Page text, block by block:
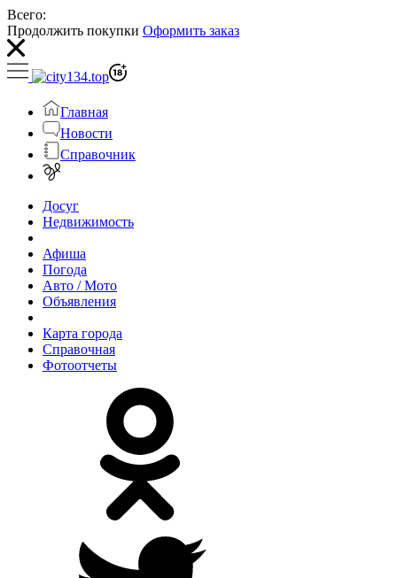
Всего:
Продолжить покупки Оформить заказ
Главная
Новости
Справочник
Досуг
Недвижимость
Афиша
Погода
Авто / Мото
Объявления
Карта города
Справочная
Фотоотчеты